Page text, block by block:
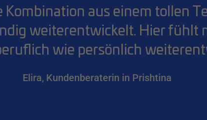
Kombination aus einem tollen
weiterentwickelt. Hier fühlt
wie persönlich
Elira, Kundenberaterin in Prishtina